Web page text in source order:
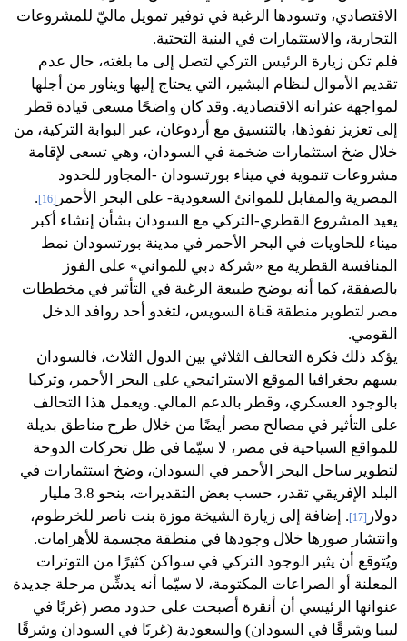
الاقتصادي، وتسودها الرغبة في توفير تمويل ماليّ للمشروعات
التجارية، والاستثمارات في البنية التحتية.
فلم تكن زيارة الرئيس التركي لتصل إلى ما بلغته، حال عدم
تقديم الأموال لنظام البشير، التي يحتاج إليها ويناور من أجلها
لمواجهة عثراته الاقتصادية. وقد كان واضحًا مسعى قيادة قطر
إلى تعزيز نفوذها، بالتنسيق مع أردوغان، عبر البوابة التركية، من
خلال ضخ استثمارات ضخمة في السودان، وهي تسعى لإقامة
مشروعات تنموية في ميناء بورتسودان -المجاور للحدود
المصرية والمقابل للموانئ السعودية- على البحر الأحمر [16]
.
يعيد المشروع القطري-التركي مع السودان بشأن إنشاء أكبر
ميناء للحاويات في البحر الأحمر في مدينة بورتسودان نمط
المنافسة القطرية مع «شركة دبي للمواني» على الفوز
بالصفقة، كما أنه يوضح طبيعة الرغبة في التأثير في مخططات
مصر لتطوير منطقة قناة السويس، لتغدو أحد روافد الدخل
القومي.
يؤكد ذلك فكرة التحالف الثلاثي بين الدول الثلاث، فالسودان
يسهم بجغرافيا الموقع الاستراتيجي على البحر الأحمر، وتركيا
بالوجود العسكري، وقطر بالدعم المالي. ويعمل هذا التحالف
على التأثير في مصالح مصر أيضًا من خلال طرح مناطق بديلة
للمواقع السياحية في مصر، لا سيّما في ظل تحركات الدوحة
لتطوير ساحل البحر الأحمر في السودان، وضخ استثمارات في
البلد الإفريقي تقدر، حسب بعض التقديرات، بنحو 3.8 مليار
دولار [17]
. إضافة إلى زيارة الشيخة موزة بنت ناصر للخرطوم،
وانتشار صورها خلال وجودها في منطقة مجسمة للأهرامات.
‎ويُتوقع أن يثير الوجود التركي في سواكن كثيرًا من التوترات
المعلنة أو الصراعات المكتومة، لا سيّما أنه يدشِّن مرحلة جديدة
عنوانها الرئيسي أن أنقرة أصبحت على حدود مصر (غربًا في
ليبيا وشرقًا في السودان) والسعودية (غربًا في السودان وشرقًا